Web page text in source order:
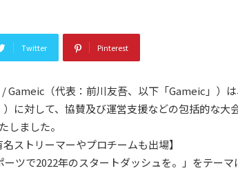
Twitter Pinterest
Gameic（代表：前川友吾、以下「Gameic」）
に対して、協賛及び運営支援などの包括的な大
しました。
名ストリーマーやプロチームも出場】
ーツで2022年のスタートダッシュを。」をテー